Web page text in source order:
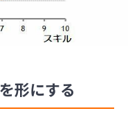
形にする